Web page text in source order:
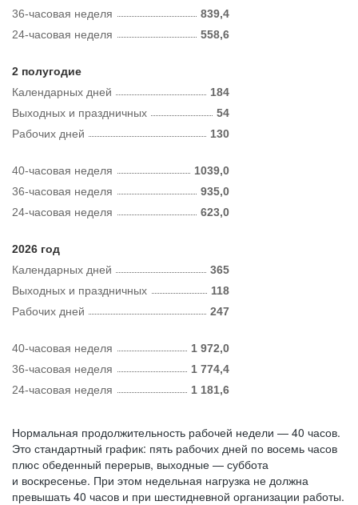
36-часовая неделя
839,4
24-часовая неделя
558,6
2 полугодие
Календарных дней
184
Рабочих дней 130
Выходных и праздничных 54
40-часовая неделя
1039,0
36-часовая неделя
935,0
24-часовая неделя
623,0
2026 год
Календарных дней
365
Рабочих дней 247
Выходных и праздничных 118
40-часовая неделя
1 972,0
36-часовая неделя
1 774,4
24-часовая неделя
1 181,6
Нормальная продолжительность рабочей недели — 40 часов.
Это стандартный график: пять рабочих дней по восемь часов
плюс обеденный перерыв, выходные — суббота
и воскресенье. При этом недельная нагрузка не должна
превышать 40 часов и при шестидневной организации работы.